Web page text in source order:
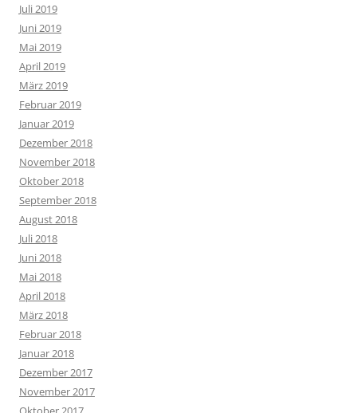
Juli 2019
Juni 2019
Mai 2019
April 2019
März 2019
Februar 2019
Januar 2019
Dezember 2018
November 2018
Oktober 2018
September 2018
August 2018
Juli 2018
Juni 2018
Mai 2018
April 2018
März 2018
Februar 2018
Januar 2018
Dezember 2017
November 2017